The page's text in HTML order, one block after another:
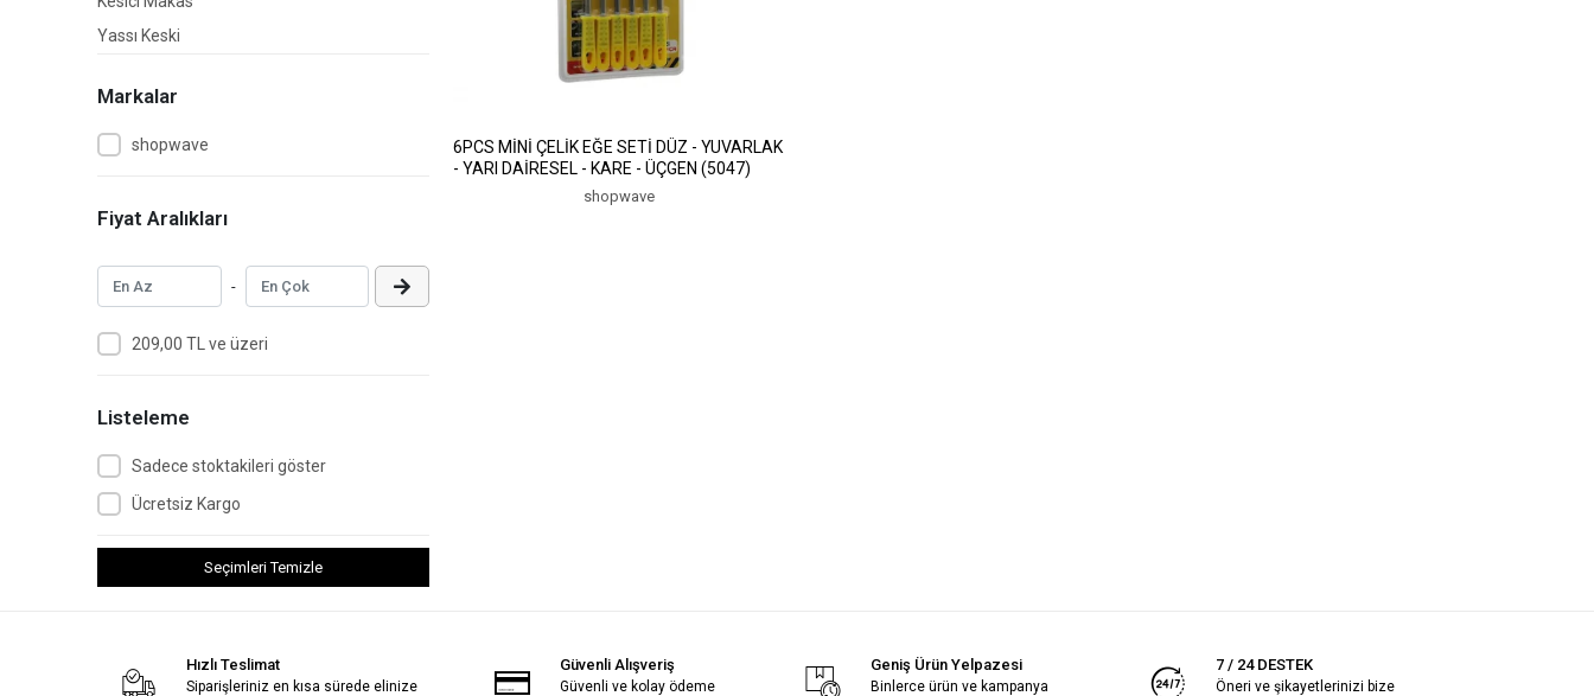
Yassı Keski
Testere
Mengene
Perçin
Balta
Markalar
shopwave
Fiyat Aralıkları
-
209,00 TL ve üzeri
Listeleme
Sadece stoktakileri göster
Ücretsiz Kargo
Seçimleri Temizle
6PCS MİNİ ÇELİK EĞE SETİ DÜZ - YUVARLAK
- YARI DAİRESEL - KARE - ÜÇGEN (5047)
shopwave
Hızlı Teslimat
Siparişleriniz en kısa sürede elinize
Güvenli Alışveriş
Güvenli ve kolay ödeme
Geniş Ürün Yelpazesi
Binlerce ürün ve kampanya
7 / 24 DESTEK
Öneri ve şikayetlerinizi bize